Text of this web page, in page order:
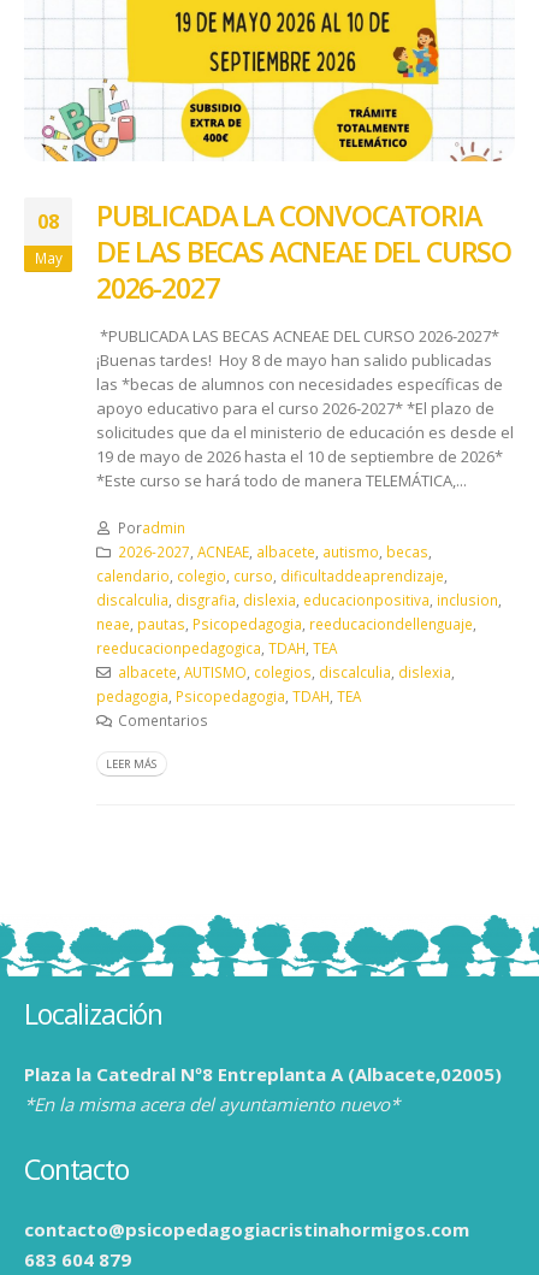
08
May
PUBLICADA LA CONVOCATORIA
DE LAS BECAS ACNEAE DEL CURSO
2026-2027
*PUBLICADA LAS BECAS ACNEAE DEL CURSO 2026-2027*
¡Buenas tardes! Hoy 8 de mayo han salido publicadas
las *becas de alumnos con necesidades específicas de
apoyo educativo para el curso 2026-2027* *El plazo de
solicitudes que da el ministerio de educación es desde el
19 de mayo de 2026 hasta el 10 de septiembre de 2026*
*Este curso se hará todo de manera TELEMÁTICA,...
Poradmin
2026-2027 ACNEAE, albacete autismo becas
calendario colegio curso dificultaddeaprendizaje
discalculia disgrafia dislexia educacionpositiva inclusion
neae pautas Psicopedagogia reeducaciondellenguaje
reeducacionpedagogica TDAH TEA
albacete AUTISMO colegios discalculia dislexia
pedagogia Psicopedagogia TDAH TEA
Comentarios
LEER MÁS
Localización
Plaza la Catedral Nº8 Entreplanta A (Albacete,02005)
*En la misma acera del ayuntamiento nuevo*
Contacto
contacto@psicopedagogiacristinahormigos.com
683 604 879